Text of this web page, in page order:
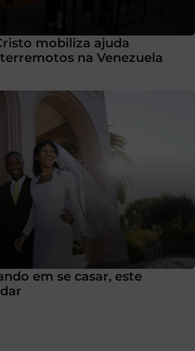
mobiliza ajuda
na Venezuela
em se casar, este